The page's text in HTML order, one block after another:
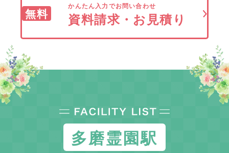
無料
かんたん入力でお問い合わせ
資料請求・お見積り
多磨霊園駅